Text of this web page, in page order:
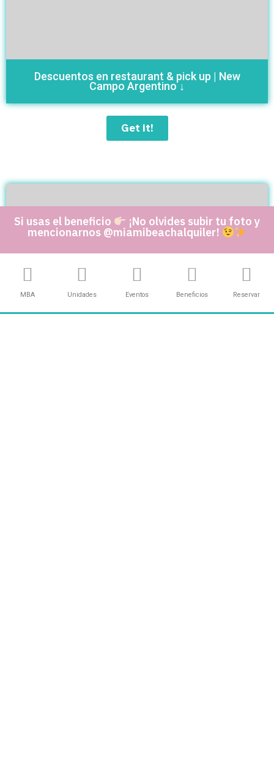
Descuentos en restaurant & pick up | New
Campo Argentino ↓
Get it!
Si usas el beneficio ¡No olvides subir tu foto y
mencionarnos @miamibeachalquiler!
MBA Unidades Eventos Beneficios Reservar